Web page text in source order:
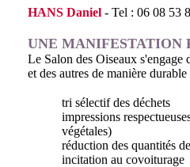
HANS Daniel - Tel : 06 08 53
UNE MANIFESTATION
Le Salon des Oiseaux
et des autres de manière durable
tri sélectif des déchets
impressions
végétales)
réduction des quantités
incitation au covoiturage